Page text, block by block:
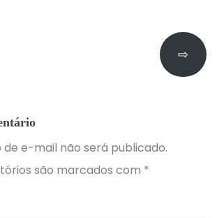
⇨
de e-mail não será publicado.
são marcados com *